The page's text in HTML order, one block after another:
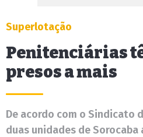
Superlotação
Penitenciárias
presos a mais
De acordo com o Sindicato
duas unidades de